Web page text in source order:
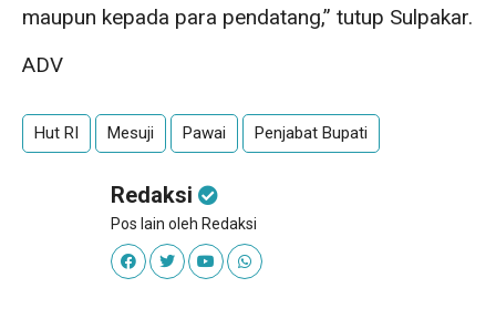
maupun kepada para pendatang,” tutup Sulpakar.
ADV
Hut RI Mesuji Pawai Penjabat Bupati
Redaksi
Pos lain oleh Redaksi